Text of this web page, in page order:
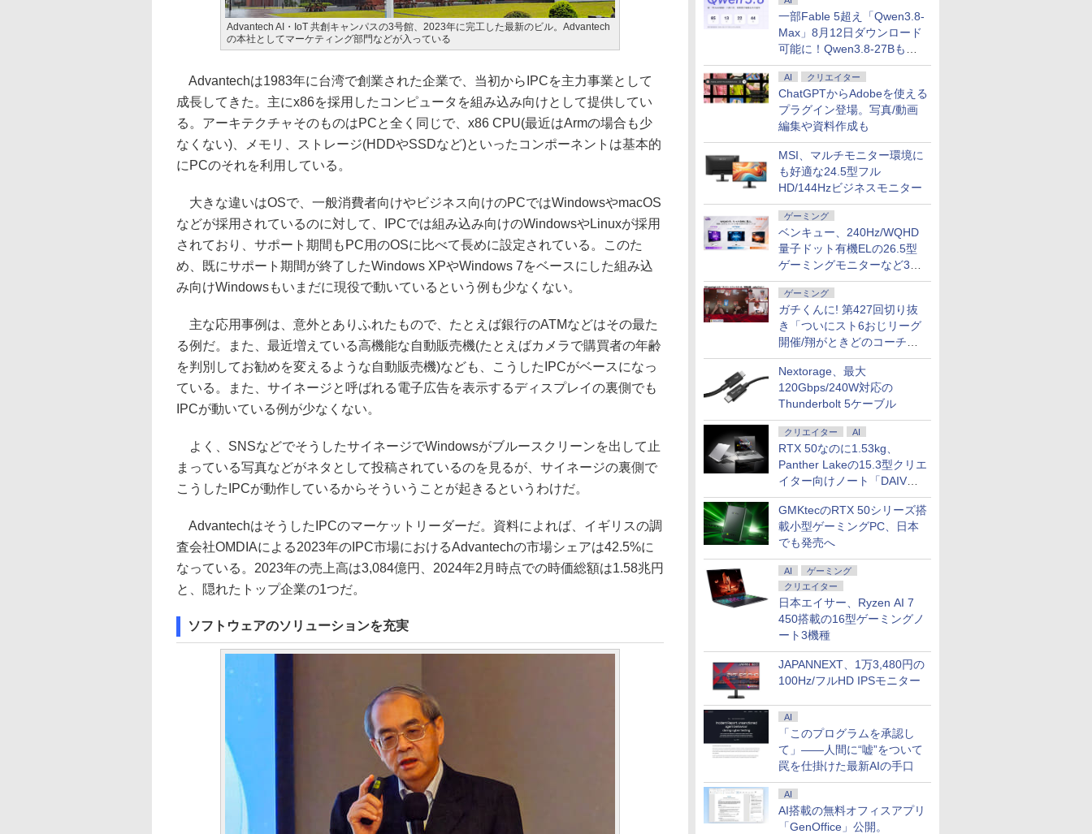
一部Fable 5超え「Qwen3.8-
Max」8月12日ダウンロード
可能に！Qwen3.8-27Bも順
次
AI クリエイター
ChatGPTからAdobeを使える
プラグイン登場。写真/動画
編集や資料作成も
MSI、マルチモニター環境に
も好適な24.5型フル
HD/144Hzビジネスモニター
ゲーミング
ベンキュー、240Hz/WQHD
量子ドット有機ELの26.5型
ゲーミングモニターなど3機
種
ゲーミング
ガチくんに! 第427回切り抜
き「ついにスト6おじリーグ
開催/翔がときどのコーチ就
任など」
Nextorage、最大
120Gbps/240W対応の
Thunderbolt 5ケーブル
クリエイター AI
RTX 50なのに1.53kg、
Panther Lakeの15.3型クリエ
イター向けノート「DAIV
Z5」
GMKtecのRTX 50シリーズ搭
載小型ゲーミングPC、日本
でも発売へ
AI
ゲーミング
クリエイター
日本エイサー、Ryzen AI 7
450搭載の16型ゲーミングノ
ート3機種
JAPANNEXT、1万3,480円の
100Hz/フルHD IPSモニター
AI
「このプログラムを承認し
て」――人間に“嘘”をついて
罠を仕掛けた最新AIの手口
AI
AI搭載の無料オフィスアプリ
「GenOffice」公開。
Advantech AI・IoT 共創キャンパスの3号館、2023年に完工した最新のビル。Advantech
の本社としてマーケティング部門などが入っている
Advantechは1983年に台湾で創業された企業で、当初からIPCを主力事業として
成長してきた。主にx86を採用したコンピュータを組み込み向けとして提供してい
る。アーキテクチャそのものはPCと全く同じで、x86 CPU(最近はArmの場合も少
なくない)、メモリ、ストレージ(HDDやSSDなど)といったコンポーネントは基本的
にPCのそれを利用している。
大きな違いはOSで、一般消費者向けやビジネス向けのPCではWindowsやmacOS
などが採用されているのに対して、IPCでは組み込み向けのWindowsやLinuxが採用
されており、サポート期間もPC用のOSに比べて長めに設定されている。このた
め、既にサポート期間が終了したWindows XPやWindows 7をベースにした組み込
み向けWindowsもいまだに現役で動いているという例も少なくない。
主な応用事例は、意外とありふれたもので、たとえば銀行のATMなどはその最た
る例だ。また、最近増えている高機能な自動販売機(たとえばカメラで購買者の年齢
を判別してお勧めを変えるような自動販売機)なども、こうしたIPCがベースになっ
ている。また、サイネージと呼ばれる電子広告を表示するディスプレイの裏側でも
IPCが動いている例が少なくない。
よく、SNSなどでそうしたサイネージでWindowsがブルースクリーンを出して止
まっている写真などがネタとして投稿されているのを見るが、サイネージの裏側で
こうしたIPCが動作しているからそういうことが起きるというわけだ。
AdvantechはそうしたIPCのマーケットリーダーだ。資料によれば、イギリスの調
査会社OMDIAによる2023年のIPC市場におけるAdvantechの市場シェアは42.5%に
なっている。2023年の売上高は3,084億円、2024年2月時点での時価総額は1.58兆円
と、隠れたトップ企業の1つだ。
ソフトウェアのソリューションを充実